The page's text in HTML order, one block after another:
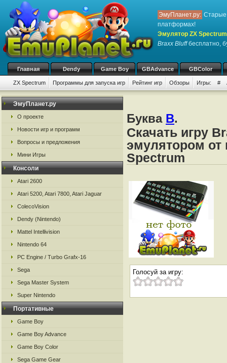
ЭмуПланет.ру: Старые
платформах!
Эмулятор ZX
Braxx Bluffбесплатно,
Главная Dendy Game Boy GBAdvance GBColor
ZX Spectrum Программы для запуска игр Рейтинг игр Обзоры Игры: #
ЭмуПланет.ру
О проекте
Новости игр и программ
Вопросы и предложения
Мини Игры
Консоли
Atari 2600
Atari 5200, Atari 7800, Atari Jaguar
ColecoVision
Dendy (Nintendo)
Mattel Intellivision
Nintendo 64
PC Engine / Turbo Grafx-16
Sega
Sega Master System
Super Nintendo
Портативные
Game Boy
Game Boy Advance
Game Boy Color
Sega Game Gear
Буква B.
Скачать игру
эмулятором от
Spectrum
Голосуй за игру: